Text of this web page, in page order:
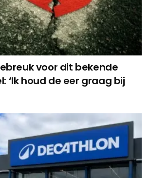
voor dit bekende
‘Ik houd de eer graag bij